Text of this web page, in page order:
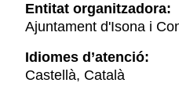
Entitat organitzadora:
Ajuntament d'Isona i
Idiomes d’atenció:
Castellà, Català